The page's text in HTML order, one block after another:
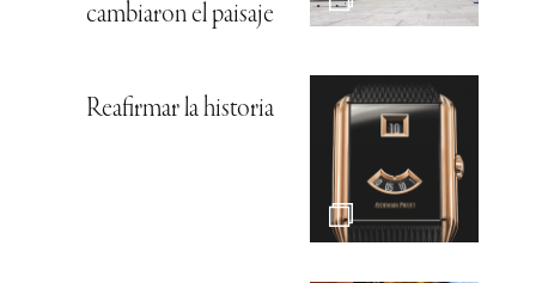
cambiaron el paisaje
Reafirmar la historia